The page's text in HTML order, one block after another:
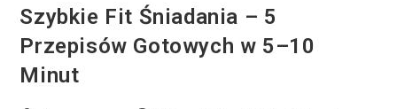
Szybkie Fit Śniadania – 5
Przepisów Gotowych w 5–10
Minut